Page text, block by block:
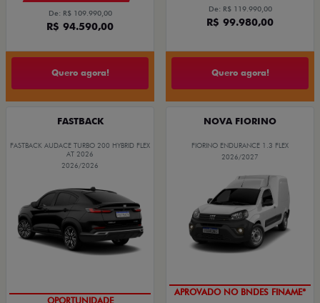
De: R$ 109.990,00
R$ 94.590,00
Quero agora!
De: R$ 119.990,00
R$ 99.980,00
Quero agora!
FASTBACK
FASTBACK AUDACE TURBO 200 HYBRID FLEX
AT 2026
2026/2026
OPORTUNIDADE
NOVA FIORINO
FIORINO ENDURANCE 1.3 FLEX
2026/2027
APROVADO NO BNDES FINAME*